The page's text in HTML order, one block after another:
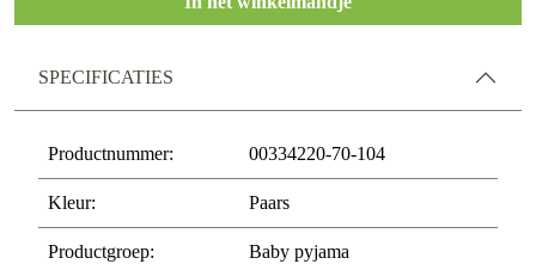
SPECIFICATIES
Productnummer: 00334220-70-104
Kleur: Paars
Productgroep: Baby pyjama